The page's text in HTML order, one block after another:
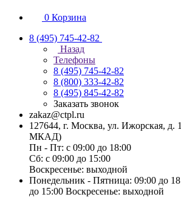
0 Корзина
8 (495) 745-42-82
Назад
Телефоны
8 (495) 745-42-82
8 (800) 333-42-82
8 (495) 845-42-82
Заказать звонок
zakaz@ctpl.ru
127644, г. Москва, ул. Ижорская, д.
МКАД)
Пн - Пт: с 09:00 до 18:00
Сб: с 09:00 до 15:00
Воскресенье: выходной
Понедельник - Пятница: 09:00 до
до 15:00 Воскресенье: выходной